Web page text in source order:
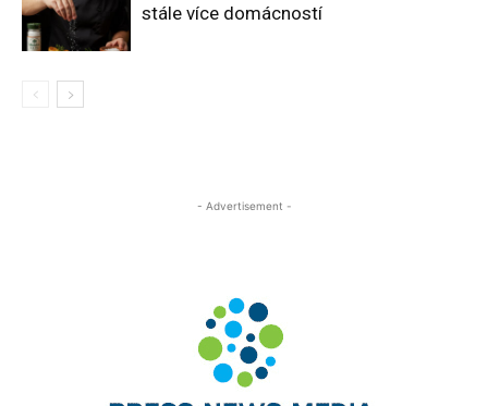
stále více domácností
- Advertisement -